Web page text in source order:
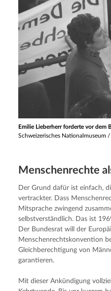
Emilie Lieberherr forderte vor dem
Schweizerisches Nationalmuseum /
Menschen­rech­te
Der Grund dafür ist einfach,
vertrackter. Dass
Mitsprache zwingend
selbstverständlich. Das ist
Der Bundesrat will der
Menschenrechtskonvention
Gleichberechtigung von
garantieren.
Mit dieser Ankündigung